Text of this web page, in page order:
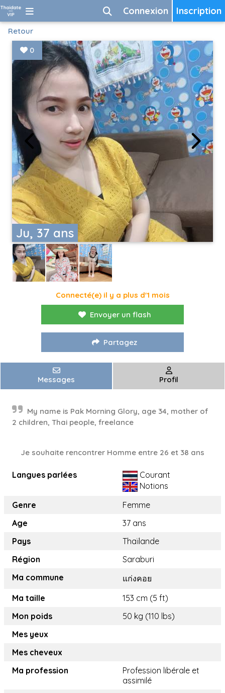
Inscription
Connexion
Retour
Ju, 37 ans
0
Connecté(e) il y a plus d'1 mois
Envoyer un flash
Partagez
Messages Profil
My name is Pak Morning Glory, age 34, mother of
2 children, Thai people, freelance
Je souhaite rencontrer Homme entre 26 et 38 ans
Langues parlées
Courant
Notions
Genre
Femme
Age
37 ans
Pays
Thaïlande
Région
Saraburi
Ma commune
แก่งคอย
Ma taille
153 cm (5 ft)
Mon poids
50 kg (110 lbs)
Mes yeux
Mes cheveux
Ma profession
Profession libérale et
assimilé